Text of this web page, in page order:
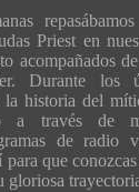
Priest en
acompañados
Durante los
la historia del
a través de
de radio
que
gloriosa